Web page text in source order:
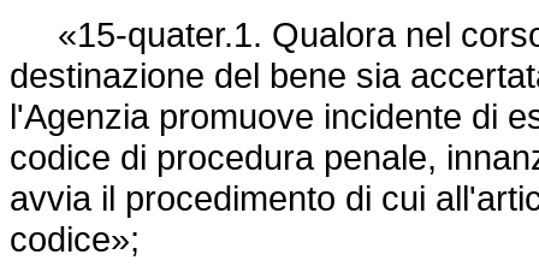
«15-quater.1. Qualora nel
destinazione del bene sia
l'Agenzia promuove incidente di
codice di procedura penale,
avvia il procedimento di cui
codice»;